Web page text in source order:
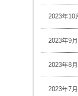
2023年10
2023年9月
2023年8月
2023年7月